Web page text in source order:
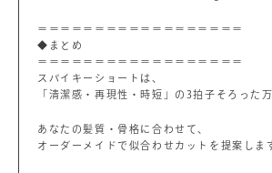
＝＝＝＝＝＝＝＝＝＝＝＝＝＝＝＝＝＝
◆まとめ
＝＝＝＝＝＝＝＝＝＝＝＝＝＝＝＝＝＝
スパイキーショートは、
「清潔感・再現性・時短」の3拍子そろった
あなたの髪質・骨格に合わせて、
オーダーメイドで似合わせカットを提案しま